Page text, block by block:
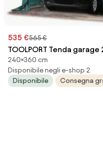
535 €565 €
TOOLPORT Tenda garage
Telo in PVC, verde scuro,
- (77835)
240×360 cm
Disponibile negli e-shop 2
Disponibile
Consegna